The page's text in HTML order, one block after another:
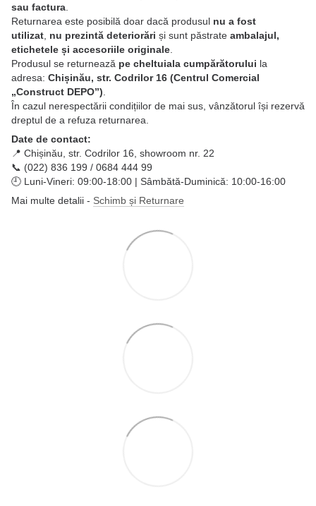
sau factura
Returnarea este posibilă doar dacă produsul nu a fost
utilizat nu prezintă deteriorări și sunt păstrate ambalajul,
etichetele și accesoriile originale
Produsul se returnează pe cheltuiala cumpărătorului la
adresa: Chișinău, str. Codrilor 16 (Centrul Comercial
„Construct DEPO”)
În cazul nerespectării condițiilor de mai sus, vânzătorul își rezervă
dreptul de a refuza returnarea.
Date de contact:
📍 Chișinău, str. Codrilor 16, showroom nr. 22
📞 (022) 836 199 / 0684 444 99
🕘 Luni-Vineri: 09:00-18:00 | Sâmbătă-Duminică: 10:00-16:00
Mai multe detalii - Schimb și Returnare